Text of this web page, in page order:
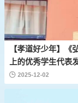
【孝道好少年】《
上的优秀学生代表
2025-12-02